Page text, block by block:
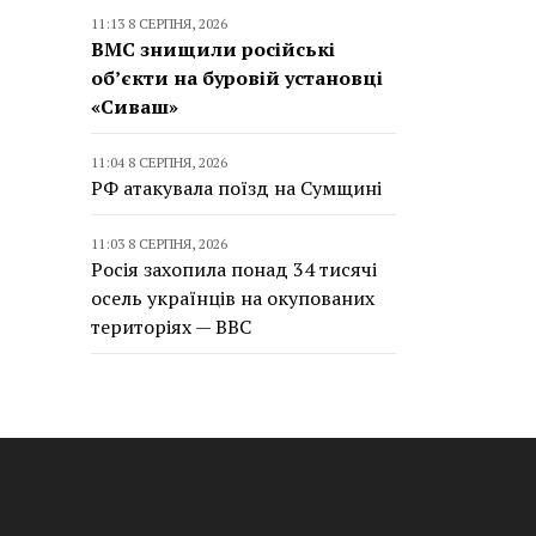
11:13 8 СЕРПНЯ, 2026
ВМС знищили російські
об’єкти на буровій установці
«Сиваш»
11:04 8 СЕРПНЯ, 2026
РФ атакувала поїзд на Сумщині
11:03 8 СЕРПНЯ, 2026
Росія захопила понад 34 тисячі
осель українців на окупованих
територіях — BBC